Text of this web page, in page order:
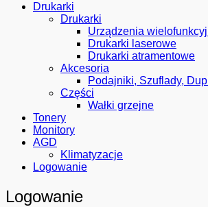
Drukarki
Drukarki
Urządzenia
Drukarki laserowe
Drukarki atramentowe
Akcesoria
Podajniki, Szuflady,
Części
Wałki grzejne
Tonery
Monitory
AGD
Klimatyzacje
Logowanie
Logowanie